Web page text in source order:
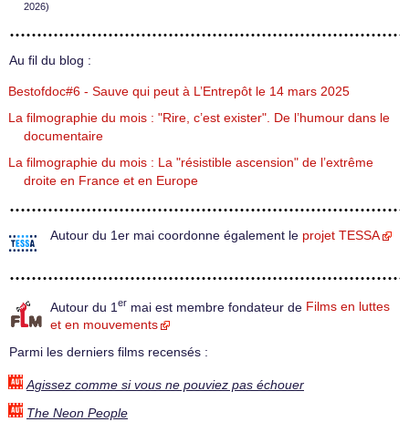
2026)
Au fil du blog :
Bestofdoc#6 - Sauve qui peut à L’Entrepôt le 14 mars 2025
La filmographie du mois : "Rire, c’est exister". De l’humour dans le
documentaire
La filmographie du mois : La "résistible ascension" de l’extrême
droite en France et en Europe
Autour du 1er mai coordonne également le projet TESSA
Autour du 1 er mai est membre fondateur de Films en luttes
et en mouvements
Parmi les derniers films recensés :
Agissez comme si vous ne pouviez pas échouer
The Neon People